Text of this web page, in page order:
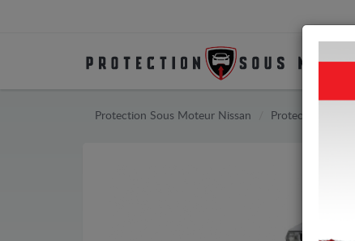
Protection Sous Moteur Nissan Protection Sous